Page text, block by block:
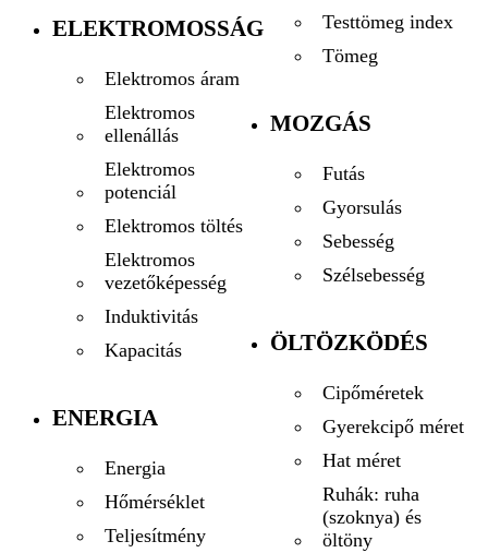
ELEKTROMOSSÁG
Elektromos áram
Elektromos
ellenállás
Elektromos
potenciál
Elektromos töltés
Elektromos
vezetőképesség
Induktivitás
Kapacitás
ENERGIA
Energia
Hőmérséklet
Teljesítmény
Testtömeg index
Tömeg
MOZGÁS
Futás
Gyorsulás
Sebesség
Szélsebesség
ÖLTÖZKÖDÉS
Cipőméretek
Gyerekcipő méret
Hat méret
Ruhák: ruha
(szoknya) és
öltöny